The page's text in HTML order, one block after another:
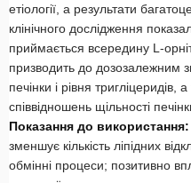
етіології, а результати
клінічного дослідження
приймається всередину L-
призводить до дозозалежним
печінки і рівня
співвідношень щільності
Показання до використання:
зменшує кількість ліпідних
обмінні процеси; позитивно